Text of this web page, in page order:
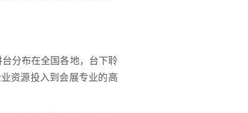
分布在全国各地，台下聆
资源投入到会展专业的高